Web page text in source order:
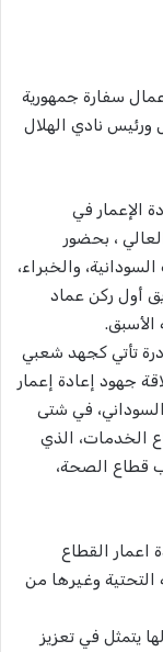
سفارة جمهورية
نادي الهلال
الإعمار في
، بحضور
والخبراء،
أول ركن عماد
الأسبق.
تأتي كجهد شعبي
جهود إعادة إعمار
في شتى
الخدمات، الذي
قطاع الصحة،
اعمار القطاع
التحتية وغيرها من
يتمثل في تعزيز